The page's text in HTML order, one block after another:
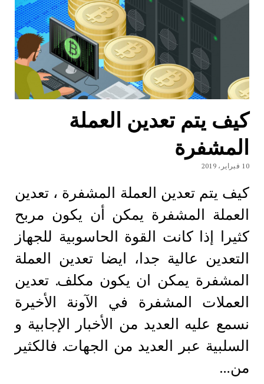
كيف يتم تعدين العملة
المشفرة
10 فبراير، 2019
كيف يتم تعدين العملة المشفرة ، تعدين
العملة المشفرة يمكن أن يكون مربح
كثيرا إذا كانت القوة الحاسوبية للجهاز
التعدين عالية جدا، ايضا تعدين العملة
المشفرة يمكن ان يكون مكلف. تعدين
العملات المشفرة في الآونة الأخيرة
نسمع عليه العديد من الأخبار الإجابية و
السلبية عبر العديد من الجهات. فالكثير
من…